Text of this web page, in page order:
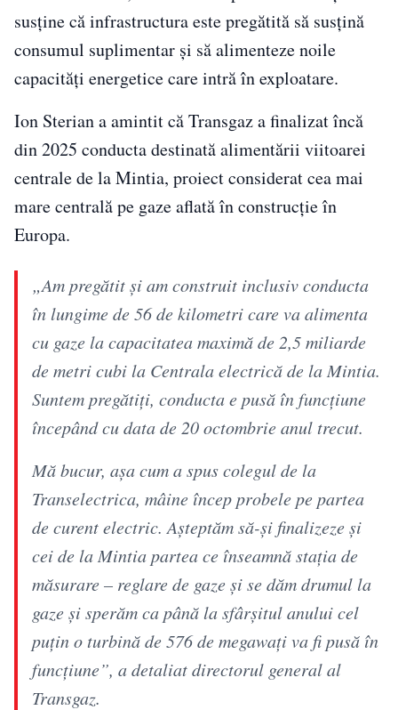
susține că infrastructura este pregătită să susțină
consumul suplimentar și să alimenteze noile
capacități energetice care intră în exploatare.
Ion Sterian a amintit că Transgaz a finalizat încă
din 2025 conducta destinată alimentării viitoarei
centrale de la Mintia, proiect considerat cea mai
mare centrală pe gaze aflată în construcție în
Europa.
„Am pregătit și am construit inclusiv conducta
în lungime de 56 de kilometri care va alimenta
cu gaze la capacitatea maximă de 2,5 miliarde
de metri cubi la Centrala electrică de la Mintia.
Suntem pregătiți, conducta e pusă în funcțiune
începând cu data de 20 octombrie anul trecut.
Mă bucur, așa cum a spus colegul de la
Transelectrica, mâine încep probele pe partea
de curent electric. Așteptăm să-și finalizeze și
cei de la Mintia partea ce înseamnă stația de
măsurare – reglare de gaze și se dăm drumul la
gaze și sperăm ca până la sfârșitul anului cel
puțin o turbină de 576 de megawați va fi pusă în
funcțiune”, a detaliat directorul general al
Transgaz.